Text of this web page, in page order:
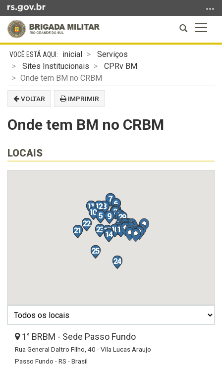
para
conteúdo
para
menu
a
Abrir
a
Início
conteúdo
inicial
Serviços
Sites Institucionais
CPRv BM
Onde tem BM no CRBM
VOLTAR IMPRIMIR
Onde tem BM no CRBM
LOCAIS
1° BRBM - Sede Passo Fundo
Rua General Daltro Filho, 40 - Vila Lucas Araujo
Passo Fundo - RS - Brasil